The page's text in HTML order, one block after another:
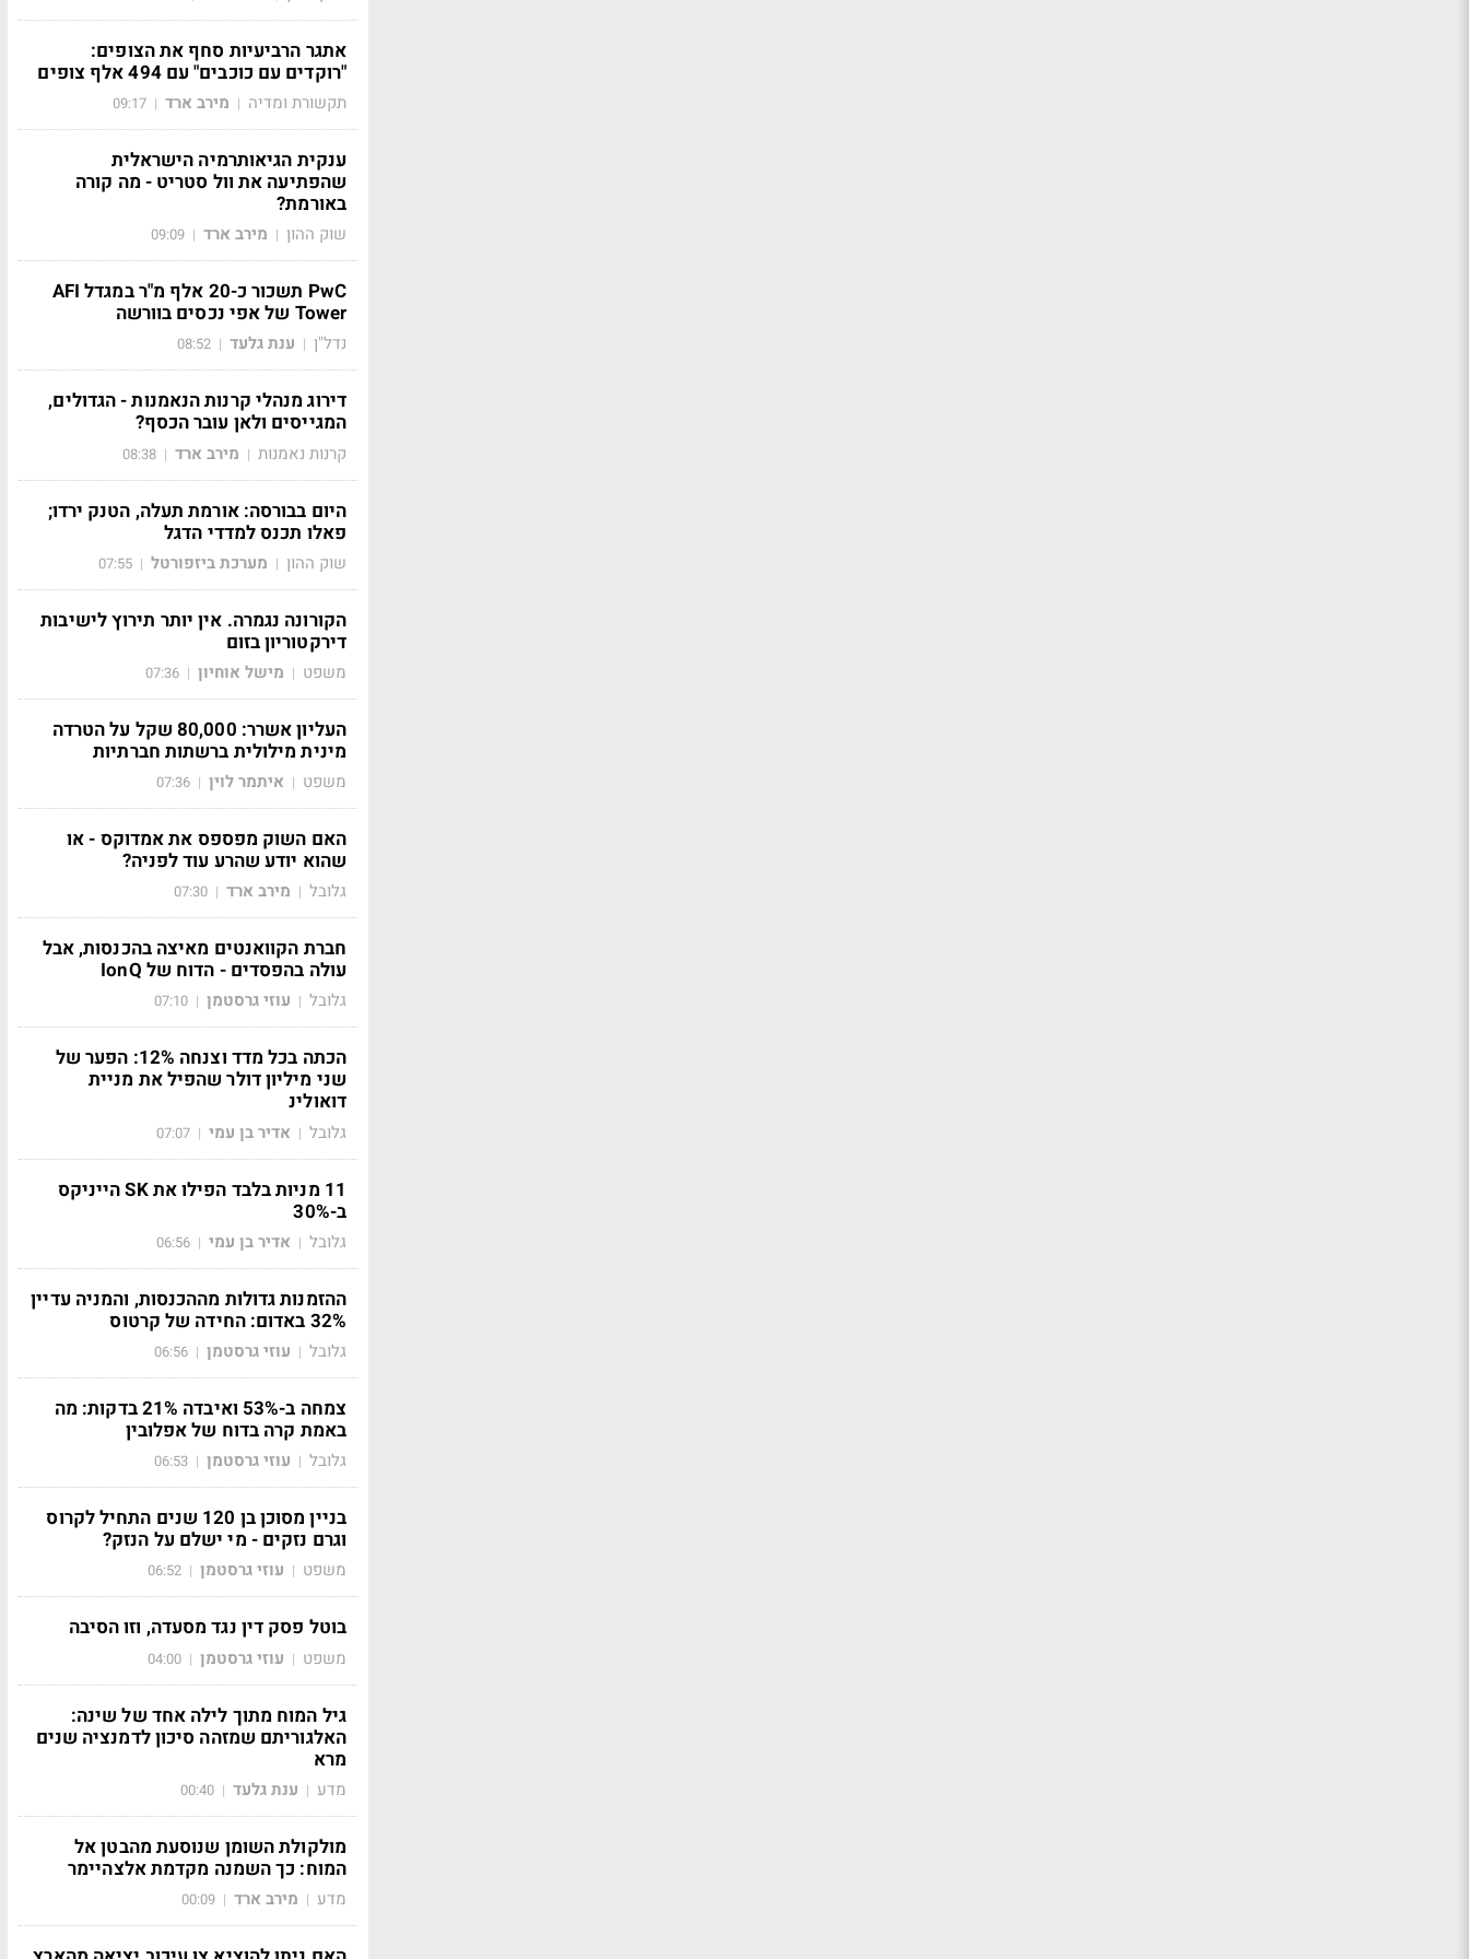
אתגר הרביעיות סחף את הצופים:
"רוקדים עם כוכבים" עם 494 אלף צופים
תקשורת ומדיה | מירב ארד |
09:17
ענקית הגיאותרמיה הישראלית
שהפתיעה את וול סטריט - מה קורה
באורמת?
שוק ההון | מירב ארד |
09:09
PwC תשכור כ-20 אלף מ"ר במגדל AFI
Tower של אפי נכסים בוורשה
נדל"ן | ענת גלעד |
08:52
דירוג מנהלי קרנות הנאמנות - הגדולים,
המגייסים ולאן עובר הכסף?
קרנות נאמנות | מירב ארד |
08:38
היום בבורסה: אורמת תעלה, הטנק ירדו;
פאלו תכנס למדדי הדגל
שוק ההון | מערכת ביזפורטל |
07:55
הקורונה נגמרה. אין יותר תירוץ לישיבות
דירקטוריון בזום
משפט | מישל אוחיון |
07:36
העליון אשרר: 80,000 שקל על הטרדה
מינית מילולית ברשתות חברתיות
משפט | איתמר לוין |
07:36
האם השוק מפספס את אמדוקס - או
שהוא יודע שהרע עוד לפניה?
גלובל | מירב ארד |
07:30
חברת הקוואנטים מאיצה בהכנסות, אבל
עולה בהפסדים - הדוח של IonQ
גלובל | עוזי גרסטמן |
07:10
הכתה בכל מדד וצנחה 12%: הפער של
שני מיליון דולר שהפיל את מניית
דואולינ
גלובל | אדיר בן עמי |
07:07
11 מניות בלבד הפילו את SK הייניקס
ב-30%
גלובל | אדיר בן עמי |
06:56
ההזמנות גדולות מההכנסות, והמניה עדיין
32% באדום: החידה של קרטוס
גלובל | עוזי גרסטמן |
06:56
צמחה ב-53% ואיבדה 21% בדקות: מה
באמת קרה בדוח של אפלובין
גלובל | עוזי גרסטמן |
06:53
בניין מסוכן בן 120 שנים התחיל לקרוס
וגרם נזקים - מי ישלם על הנזק?
משפט | עוזי גרסטמן |
06:52
בוטל פסק דין נגד מסעדה, וזו הסיבה
משפט | עוזי גרסטמן |
04:00
גיל המוח מתוך לילה אחד של שינה:
האלגוריתם שמזהה סיכון לדמנציה שנים
מרא
מדע | ענת גלעד |
00:40
מולקולת השומן שנוסעת מהבטן אל
המוח: כך השמנה מקדמת אלצהיימר
מדע | מירב ארד |
00:09